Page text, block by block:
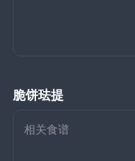
脆饼珐提
相关食谱